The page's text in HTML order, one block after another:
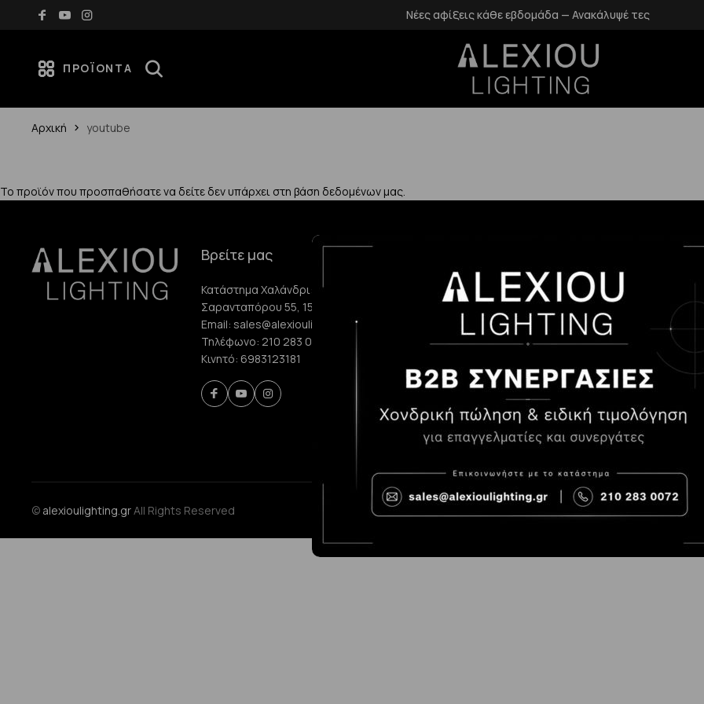
Δωρεάν μεταφορικά για αγορές άνω των 70€ Νέες αφίξεις κάθε εβδομάδα — Ανακάλυψέ τες
ΠΡΟΪΌΝΤΑ
Αρχική youtube
Το προϊόν που προσπαθήσατε να δείτε δεν υπάρχει στη βάση δεδομένων μας.
Βρείτε μας
Κατάστημα Χαλάνδρι:
Σαρανταπόρου 55, 15232, Χαλάνδρι
Email: sales@alexioulighting.gr
Τηλέφωνο: 210 283 0072
Κινητό: 6983123181
Η Εταιρεία μας
Επικοινωνία
Blog
Τρόποι Παραγγελίας
Τρόποι Αποστολής και
κόστος
Επιστροφές
Προστασία
Δεδομένων
Όροι χρήσης
Cookies
Consent
© alexioulighting.grAll Rights Reserved